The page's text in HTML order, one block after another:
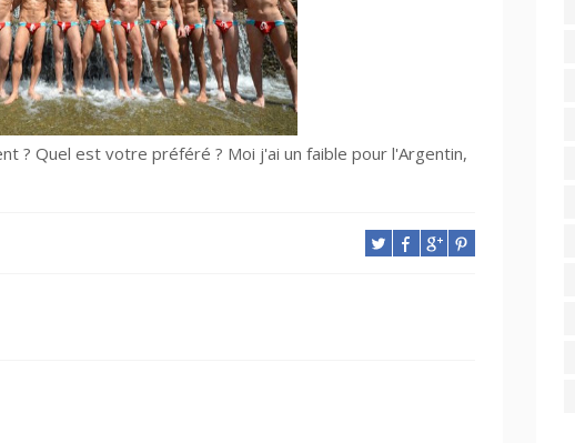
? Quel est votre préféré ? Moi j'ai un faible pour l'Argentin,